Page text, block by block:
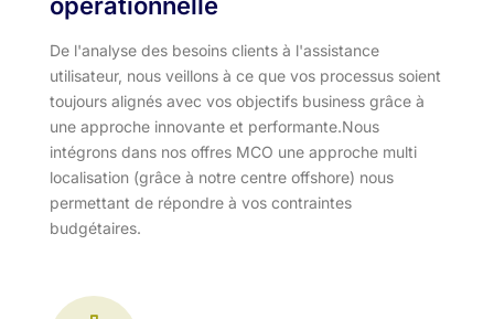
De l'analyse des besoins clients à l'assistance
utilisateur, nous veillons à ce que vos processus soient
toujours alignés avec vos objectifs business grâce à
une approche innovante et performante.​ Nous
intégrons dans nos offres MCO une approche multi
localisation (grâce à notre centre offshore) nous
permettant de répondre à vos contraintes
budgétaires.